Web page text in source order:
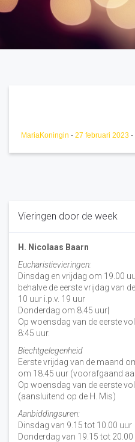
MariaKoningin - 27 februari 2023 -
Vieringen door de week
H. Nicolaas Baarn
Eucharistievieringen:
Dinsdag en vrijdag om 19.00
behalve de eerste vrijdag van
10 uur i.p.v. 19 uur
Donderdag om 8.45 uur|
Op woensdag van de eerste
8:45 uur.
Biechtgelegenheid
Eerste vrijdag van de maand
om 18.45 uur (voorafgaand
Op woensdag van de eerste
(aansluitend op de H. Mis)
Aanbiddingsuren:
Dinsdag van 9.15 tot 10.00 uur
Donderdag van 19.15 tot 20.00